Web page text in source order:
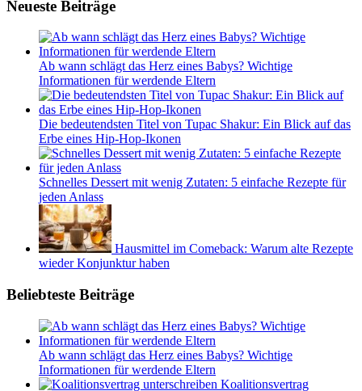
Neueste Beiträge
Ab wann schlägt das Herz eines Babys? Wichtige
Informationen für werdende Eltern
Die bedeutendsten Titel von Tupac Shakur: Ein Blick auf das
Erbe eines Hip-Hop-Ikonen
Schnelles Dessert mit wenig Zutaten: 5 einfache Rezepte für
jeden Anlass
Hausmittel im Comeback: Warum alte Rezepte
wieder Konjunktur haben
Beliebteste Beiträge
Ab wann schlägt das Herz eines Babys? Wichtige
Informationen für werdende Eltern
Koalitionsvertrag